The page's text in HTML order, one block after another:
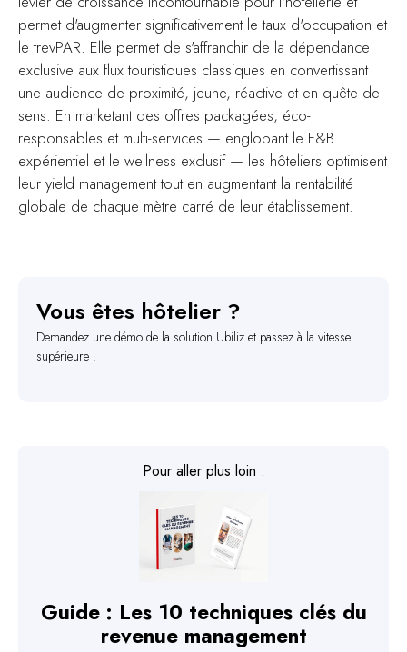
permet d'augmenter significativement le taux d'occupation et
le trevPAR. Elle permet de s'affranchir de la dépendance
exclusive aux flux touristiques classiques en convertissant
une audience de proximité, jeune, réactive et en quête de
sens. En marketant des offres packagées, éco-
responsables et multi-services — englobant le F&B
expérientiel et le wellness exclusif — les hôteliers optimisent
leur yield management tout en augmentant la rentabilité
globale de chaque mètre carré de leur établissement.
Vous êtes hôtelier ?
Demandez une démo de la solution Ubiliz et passez à la vitesse
supérieure !
Pour aller plus loin :
Guide : Les 10 techniques clés du
revenue management